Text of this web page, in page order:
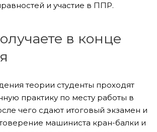
и участие в ППР.
в конце
теории студенты проходят
практику по месту работы в
чего сдают итоговый экзамен и
машиниста кран-балки и